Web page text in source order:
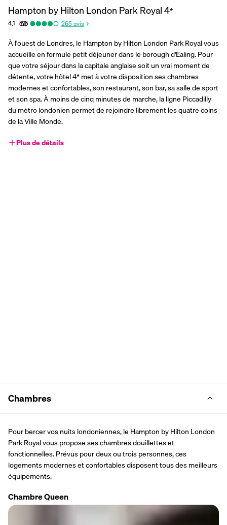
Hampton by Hilton London Park Royal4*
4,1 265avis
À l'ouest de Londres, le Hampton by Hilton London Park Royal vous
accueille en formule petit déjeuner dans le borough d'Ealing. Pour
que votre séjour dans la capitale anglaise soit un vrai moment de
détente, votre hôtel 4* met à votre disposition ses chambres
modernes et confortables, son restaurant, son bar, sa salle de sport
et son spa. À moins de cinq minutes de marche, la ligne Piccadilly
du métro londonien permet de rejoindre librement les quatre coins
de la Ville Monde.
Plus de détails
Chambres
Pour bercer vos nuits londoniennes, le Hampton by Hilton London
Park Royal vous propose ses chambres douillettes et
fonctionnelles. Prévus pour deux ou trois personnes, ces
logements modernes et confortables disposent tous des meilleurs
équipements.
Chambre Queen